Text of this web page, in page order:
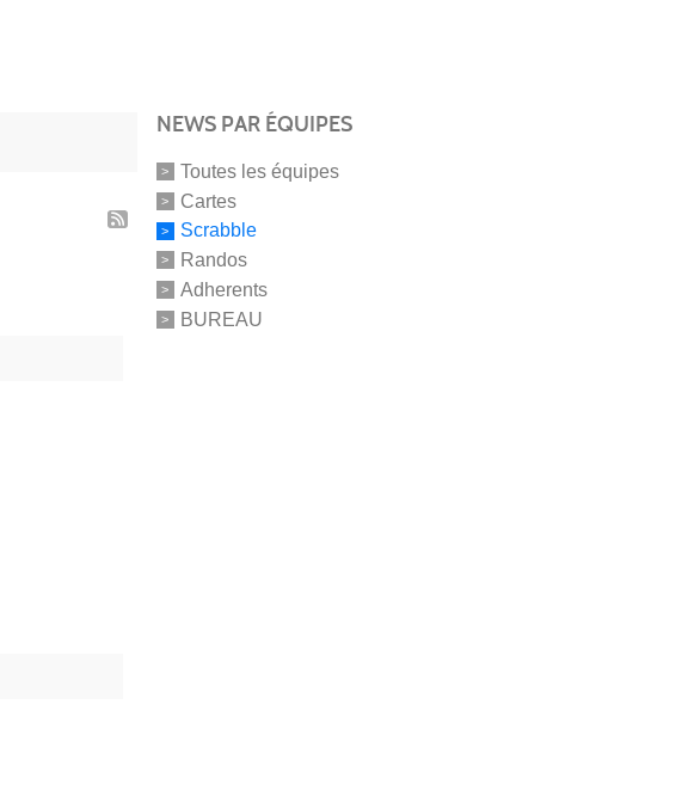
NEWS PAR ÉQUIPES
Toutes les équipes
Cartes
Scrabble
Randos
Adherents
BUREAU